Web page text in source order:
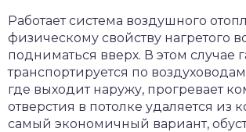
Работает система воздушного
физическому свойству нагретого
подниматься вверх. В этом случае
транспортируется по
где выходит наружу, прогревает
отверстия в потолке удаляется из
самый экономичный вариант,